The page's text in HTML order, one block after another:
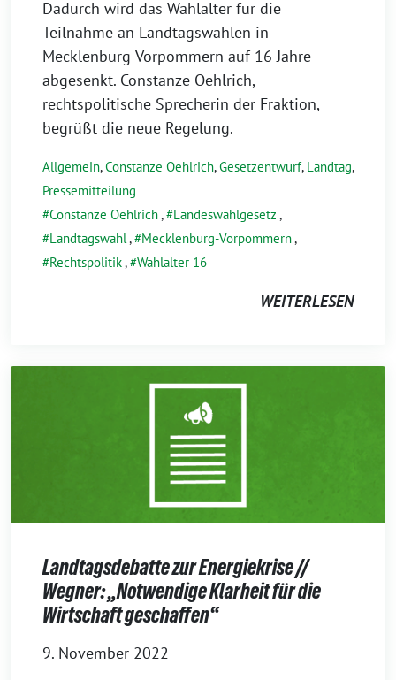
Dadurch wird das Wahlalter für die
Teilnahme an Landtagswahlen in
Mecklenburg-Vorpommern auf 16 Jahre
abgesenkt. Constanze Oehlrich,
rechtspolitische Sprecherin der Fraktion,
begrüßt die neue Regelung.
Allgemein,Constanze Oehlrich,Gesetzentwurf, Landtag,
Pressemitteilung
Constanze Oehlrich, Landeswahlgesetz ,
Landtagswahl, Mecklenburg-Vorpommern,
Rechtspolitik, Wahlalter 16
WEITERLESEN
Landtagsdebatte zur Energiekrise //
Wegner: „Notwendige Klarheit für die
Wirtschaft geschaffen“
9. November 2022